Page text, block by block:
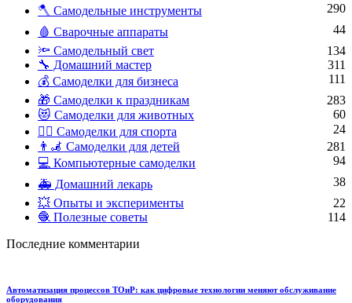
🪓 Самодельные инструменты
290
🩸 Сварочные аппараты
44
🔦 Самодельный свет
134
🔧 Домашний мастер
311
💰 Самоделки для бизнеса
111
🎁 Самоделки к праздникам
283
😻 Самоделки для животных
60
🏋️‍♀️ Самоделки для спорта
24
👨‍🦼 Самоделки для детей
281
💻 Компьютерные самоделки
94
🚑 Домашний лекарь
38
💥 Опыты и эксперименты
22
🧶 Полезные советы
114
Последние комментарии
Автоматизация процессов ТОиР: как цифровые технологии меняют обслуживание
оборудования